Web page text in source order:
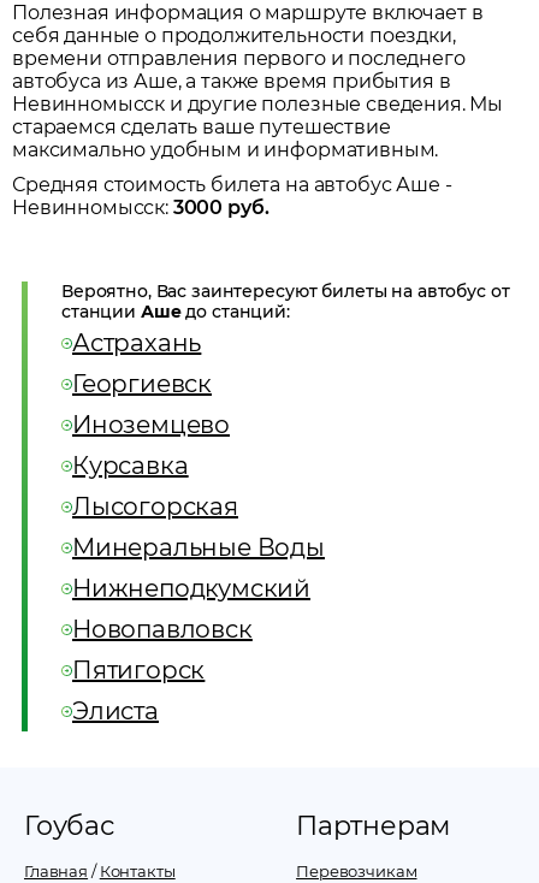
Полезная информация о маршруте включает в
себя данные о продолжительности поездки,
времени отправления первого и последнего
автобуса изАше, а также время прибытия в
Невинномысск и другие полезные сведения. Мы
стараемся сделать ваше путешествие
максимально удобным и информативным.
Средняя стоимость билета на автобусАше -
Невинномысск: 3000 руб.
Вероятно, Вас заинтересуют билеты на автобус от
станции Ашедо станций:
Астрахань
Георгиевск
Иноземцево
Курсавка
Лысогорская
Минеральные Воды
Нижнеподкумский
Новопавловск
Пятигорск
Элиста
Гоубас
Главная /Контакты
Партнерам
Перевозчикам